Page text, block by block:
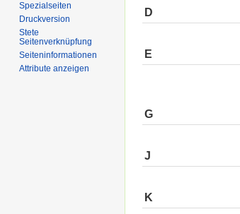
D
E
G
J
K
Spezialseiten
Druckversion
Stete
Seitenverknüpfung
Seiten­informationen
Attribute anzeigen